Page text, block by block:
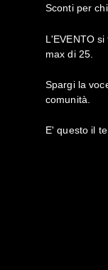
Sconti per
L'EVENTO
max di 25.
Spargi la
comunità.
E' questo il